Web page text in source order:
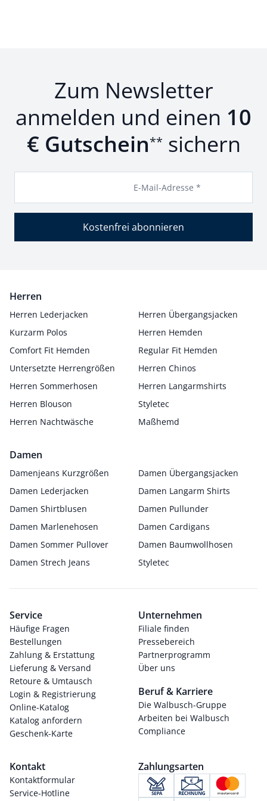
Zum Newsletter
anmelden und einen 10
€ Gutschein** sichern
E-Mail-Adresse *
Kostenfrei abonnieren
Herren
Herren Lederjacken
Herren Übergangsjacken
Kurzarm Polos
Herren Hemden
Comfort Fit Hemden
Regular Fit Hemden
Untersetzte Herrengrößen
Herren Chinos
Herren Sommerhosen
Herren Langarmshirts
Herren Blouson
Styletec
Herren Nachtwäsche
Maßhemd
Damen
Damenjeans Kurzgrößen
Damen Übergangsjacken
Damen Lederjacken
Damen Langarm Shirts
Damen Shirtblusen
Damen Pullunder
Damen Marlenehosen
Damen Cardigans
Damen Sommer Pullover
Damen Baumwollhosen
Damen Strech Jeans
Styletec
Service
Häufige Fragen
Bestellungen
Zahlung & Erstattung
Lieferung & Versand
Retoure & Umtausch
Login & Registrierung
Online-Katalog
Katalog anfordern
Geschenk-Karte
Unternehmen
Filiale finden
Pressebereich
Partnerprogramm
Über uns
Beruf & Karriere
Die Walbusch-Gruppe
Arbeiten bei Walbusch
Compliance
Kontakt
Kontaktformular
Service-Hotline
Zahlungsarten